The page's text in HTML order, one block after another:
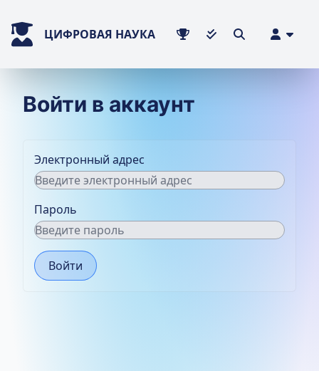
ЦИФРОВАЯ НАУКА
Войти в аккаунт
Электронный адрес
Пароль
Войти